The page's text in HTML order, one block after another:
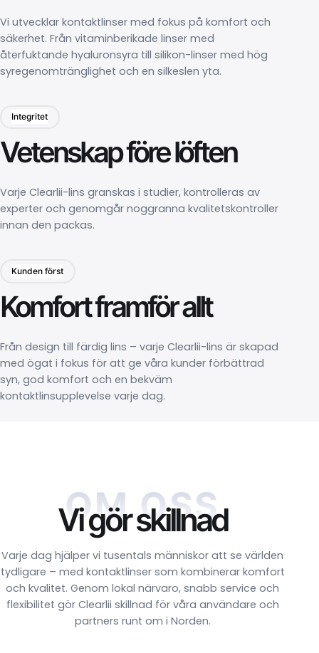
Vi utvecklar kontaktlinser med fokus på komfort och
säkerhet. Från vitaminberikade linser med
återfuktande hyaluronsyra till silikon-linser med hög
syregenomtränglighet och en silkeslen yta.
Integritet
Vetenskap före löften
Varje Clearlii-lins granskas i studier, kontrolleras av
experter och genomgår noggranna kvalitetskontroller
innan den packas.
Kunden först
Komfort framför allt
Från design till färdig lins – varje Clearlii-lins är skapad
med ögat i fokus för att ge våra kunder förbättrad
syn, god komfort och en bekväm
kontaktlinsupplevelse varje dag.
OM OSS
Vi gör skillnad
Varje dag hjälper vi tusentals människor att se världen
tydligare – med kontaktlinser som kombinerar komfort
och kvalitet. Genom lokal närvaro, snabb service och
flexibilitet gör Clearlii skillnad för våra användare och
partners runt om i Norden.